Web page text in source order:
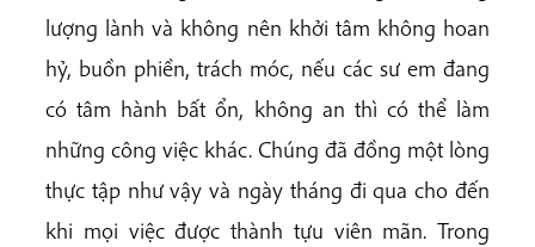
lượng lành và không nên khởi tâm không hoan
hỷ, buồn phiền, trách móc, nếu các sư em đang
có tâm hành bất ổn, không an thì có thể làm
những công việc khác. Chúng đã đồng một lòng
thực tập như vậy và ngày tháng đi qua cho đến
khi mọi việc được thành tựu viên mãn. Trong